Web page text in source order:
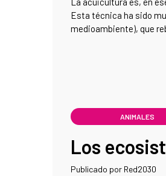
Esta técnica ha sido
medioambiente), que
ANIMALES
Los
Publicado por Red2030